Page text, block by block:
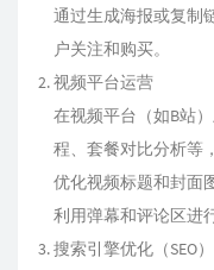
通过生成海报或复制
户关注和购买。
视频平台运营
在视频平台（如B站
程、套餐对比分析等
优化视频标题和封面
利用弹幕和评论区进
搜索引擎优化（SEO）